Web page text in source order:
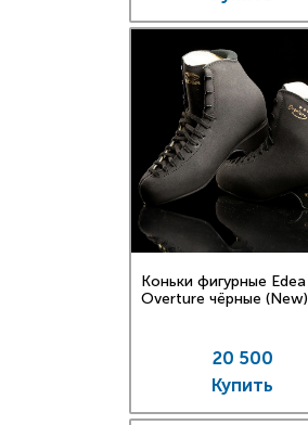
Коньки фигурные Edea
Overture чёрные (New)
20 500
Купить